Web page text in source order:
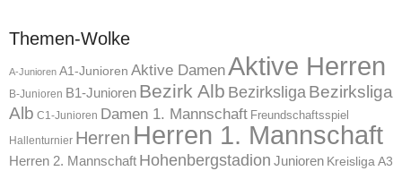
Themen-Wolke
A-Junioren A1-Junioren Aktive DamenAktive Herren
B-Junioren B1-Junioren Bezirk Alb Bezirksliga Bezirksliga
Alb C1-Junioren Damen 1. Mannschaft Freundschaftsspiel
Hallenturnier Herren Herren 1. Mannschaft
Herren 2. Mannschaft Hohenbergstadion Junioren Kreisliga A3